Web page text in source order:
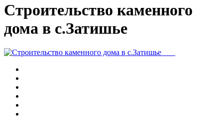
Строительство каменного
дома в с.Затишье